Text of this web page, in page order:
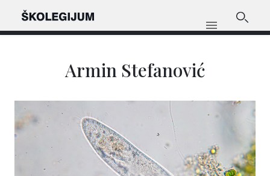
Armin Stefanović